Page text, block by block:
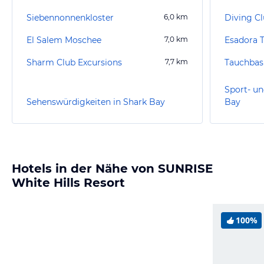
Siebennonnenkloster 6,0 km
El Salem Moschee 7,0 km
Sharm Club Excursions 7,7 km
Sehenswürdigkeiten in Shark Bay
Diving
Esadora
Sport-
Bay
Hotels in der Nähe von SUNRISE
White Hills Resort
100%